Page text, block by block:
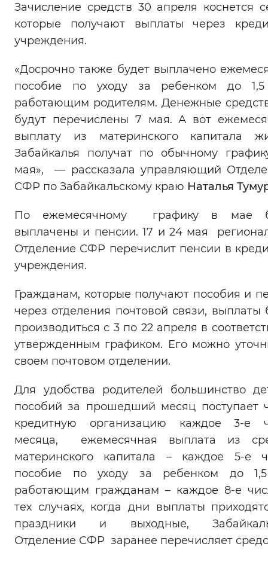
Зачисление средств 30 апреля коснется
которые получают выплаты через
учреждения.
«Досрочно также будет выплачено
пособие по уходу за ребенком до
работающим родителям. Денежные
будут перечислены 7 мая. А вот
выплату из материнского капитала
Забайкалья получат по обычному
мая», — рассказала управляющий
СФР по Забайкальскому краю Наталья
По ежемесячному графику в мае
выплачены и пенсии. 17 и 24 мая
Отделение СФР перечислит пенсии в
учреждения.
Гражданам, которые получают пособия и
через отделения почтовой связи, выплаты
производиться с 3 по 22 апреля в
утвержденным графиком. Его можно
своем почтовом отделении.
Для удобства родителей большинство
пособий за прошедший месяц поступает
кредитную организацию каждое 3-е
месяца, ежемесячная выплата из
материнского капитала – каждое 5-е
пособие по уходу за ребенком до
работающим гражданам – каждое 8-е
тех случаях, когда дни выплаты
праздники и выходные,
Отделение СФР заранее перечисляет